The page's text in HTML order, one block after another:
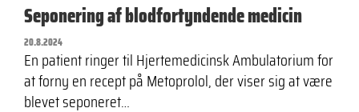
Seponering af blodfortyndende medicin
20.8.2024
En patient ringer til Hjertemedicinsk Ambulatorium for
at forny en recept på Metoprolol, der viser sig at være
blevet seponeret…